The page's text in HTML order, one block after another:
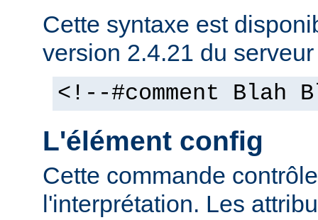
Cette syntaxe est
version 2.4.21 du
<!--#comment Blah
L'élément config
Cette commande
l'interprétation. Les